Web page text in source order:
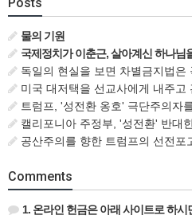
물의 기원
국제정치가 이춘근, 살아계신 하나님
독일의 현실을 보면 차별금지법은
미국 대저택을 선교사에게 내주고 관리비만
트럼프, '성전환 옹호' 극단주의자를 주요 위협으
캘리포니아 주정부, '성전환' 반대한 부모에
공산주의를 향한 트럼프의 선전포
Comments
1. 온라인 헌금은 아래 사이트로 하시면 됩니다. https://